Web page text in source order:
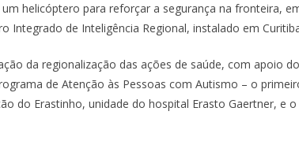
helicóptero para reforçar a segurança na fronteira,
Integrado de Inteligência Regional, instalado em
da regionalização das ações de saúde, com apoio
de Atenção às Pessoas com Autismo – o
do Erastinho, unidade do hospital Erasto Gaertner, e